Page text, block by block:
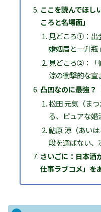
ここを読んでほし
ころと名場面」
見どころ①：出
婚姻届と一升瓶」
見どころ②：
涼の衝撃的な宣
凸凹なのに最強？
松田 元気（ま
る、ピュアな婚
鮎原 涼（あい
段を選ばない、
さいごに：日本酒
仕事ラブコメ」を